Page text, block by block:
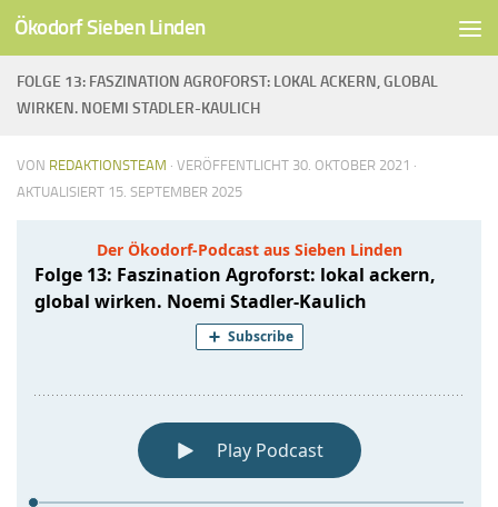
Unter dem Inhalt
Ökodorf Sieben Linden
FOLGE 13: FASZINATION AGROFORST: LOKAL ACKERN, GLOBAL
WIRKEN. NOEMI STADLER-KAULICH
VON REDAKTIONSTEAM · VERÖFFENTLICHT 30. OKTOBER 2021 ·
AKTUALISIERT 15. SEPTEMBER 2025